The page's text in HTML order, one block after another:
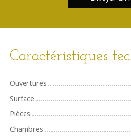
Caractéristiques
Ouvertures
Surface
Pièces
Chambres